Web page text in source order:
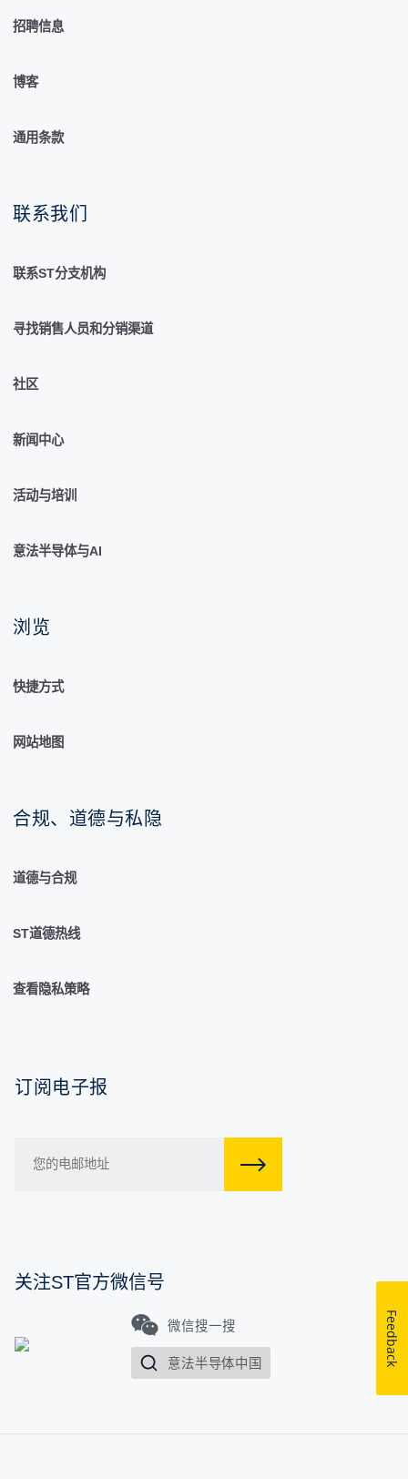
招聘信息
博客
通用条款
联系我们
联系ST分支机构
寻找销售人员和分销渠道
社区
新闻中心
活动与培训
意法半导体与AI
浏览
快捷方式
网站地图
合规、道德与私隐
道德与合规
ST道德热线
查看隐私策略
订阅电子报
关注ST官方微信号
微信搜一搜
意法半导体中国 Feedback